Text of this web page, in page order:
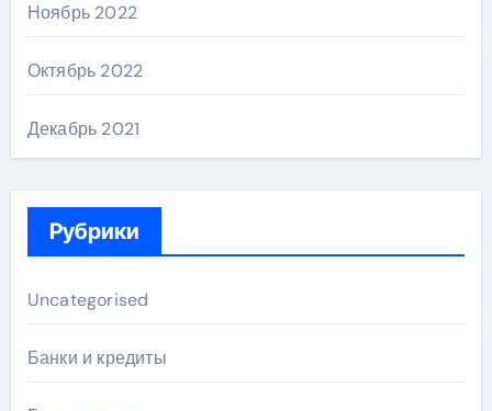
Ноябрь 2022
Октябрь 2022
Декабрь 2021
Рубрики
Uncategorised
Банки и кредиты